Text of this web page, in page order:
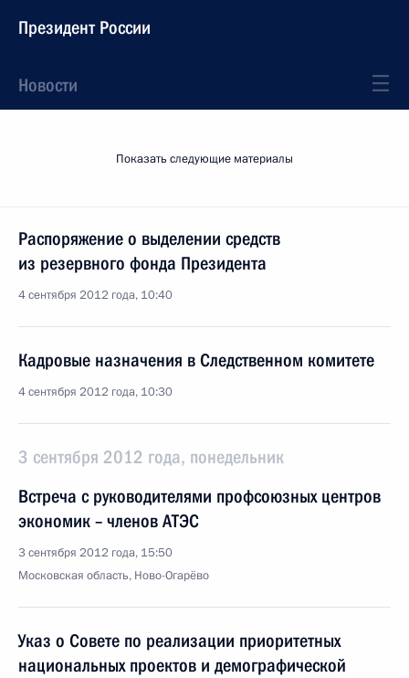
Президент России
Новости
Показать следующие материалы
Распоряжение о выделении средств
из резервного фонда Президента
4 сентября 2012 года, 10:40
Кадровые назначения в Следственном комитете
4 сентября 2012 года, 10:30
3 сентября 2012 года, понедельник
Встреча с руководителями профсоюзных центров
экономик – членов АТЭС
3 сентября 2012 года, 15:50
Московская область, Ново-Огарёво
Указ о Совете по реализации приоритетных
национальных проектов и демографической